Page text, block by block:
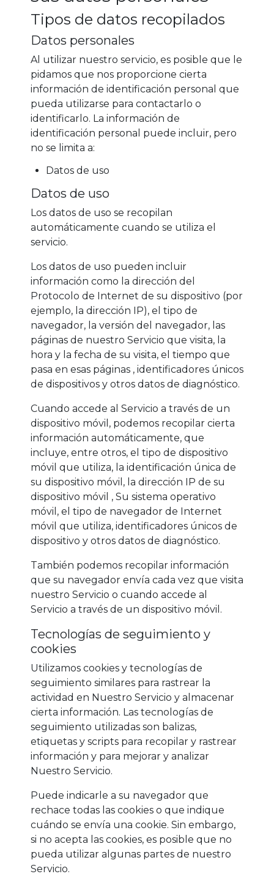
Tipos de datos recopilados
Datos personales
Al utilizar nuestro servicio, es posible que le
pidamos que nos proporcione cierta
información de identificación personal que
pueda utilizarse para contactarlo o
identificarlo. La información de
identificación personal puede incluir, pero
no se limita a:
Datos de uso
Datos de uso
Los datos de uso se recopilan
automáticamente cuando se utiliza el
servicio.
Los datos de uso pueden incluir
información como la dirección del
Protocolo de Internet de su dispositivo (por
ejemplo, la dirección IP), el tipo de
navegador, la versión del navegador, las
páginas de nuestro Servicio que visita, la
hora y la fecha de su visita, el tiempo que
pasa en esas páginas , identificadores únicos
de dispositivos y otros datos de diagnóstico.
Cuando accede al Servicio a través de un
dispositivo móvil, podemos recopilar cierta
información automáticamente, que
incluye, entre otros, el tipo de dispositivo
móvil que utiliza, la identificación única de
su dispositivo móvil, la dirección IP de su
dispositivo móvil , Su sistema operativo
móvil, el tipo de navegador de Internet
móvil que utiliza, identificadores únicos de
dispositivo y otros datos de diagnóstico.
También podemos recopilar información
que su navegador envía cada vez que visita
nuestro Servicio o cuando accede al
Servicio a través de un dispositivo móvil.
Tecnologías de seguimiento y
cookies
Utilizamos cookies y tecnologías de
seguimiento similares para rastrear la
actividad en Nuestro Servicio y almacenar
cierta información. Las tecnologías de
seguimiento utilizadas son balizas,
etiquetas y scripts para recopilar y rastrear
información y para mejorar y analizar
Nuestro Servicio.
Puede indicarle a su navegador que
rechace todas las cookies o que indique
cuándo se envía una cookie. Sin embargo,
si no acepta las cookies, es posible que no
pueda utilizar algunas partes de nuestro
Servicio.